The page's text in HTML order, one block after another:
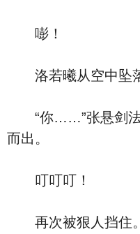
嘭！
洛若曦从空中坠落
“你……”张悬剑法
而出。
叮叮叮！
再次被狠人挡住。